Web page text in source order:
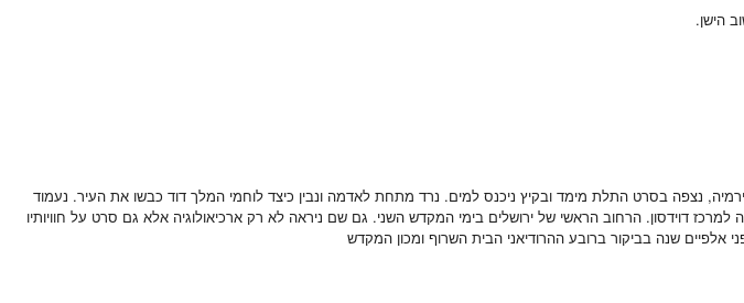
הישן.
נצפה בסרט התלת מימד ובקיץ ניכנס למים. נרד מתחת לאדמה ונבין כיצד לוחמי המלך דוד כבשו את העיר. נעמוד
את שלמה במעיין הגיחון, ניכנס לנקבת חיזקיה ונלך לבריכת השילוח. משם נעלה דרך תעלת ניקוז בת 2000 שנה למרכז דוידסון. הרחוב הראשי של ירושלים בימי המקדש השני. גם שם ניראה לא רק ארכיאולוגיה אלא גם סרט על חוויותיו
שנה בביקור ברובע ההרודיאני הבית השרוף ומכון המקדש